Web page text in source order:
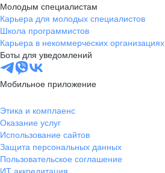
Молодым специалистам
Карьера для молодых специалистов
Школа программистов
Карьера в некоммерческих организациях
Боты для уведомлений
Мобильное приложение
Этика и комплаенс
Оказание услуг
Использование сайтов
Защита персональных данных
Пользовательское соглашение